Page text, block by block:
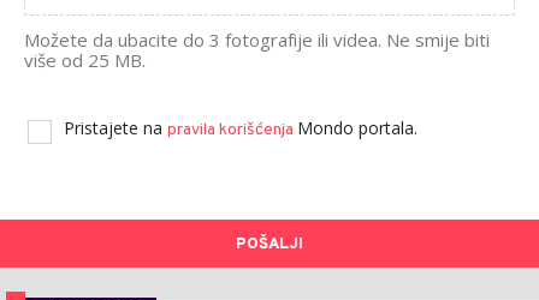
Možete da ubacite do 3 fotografije ili videa. Ne smije biti
više od 25 MB.
Pristajete na pravila korišćenja Mondo portala.
POŠALJI